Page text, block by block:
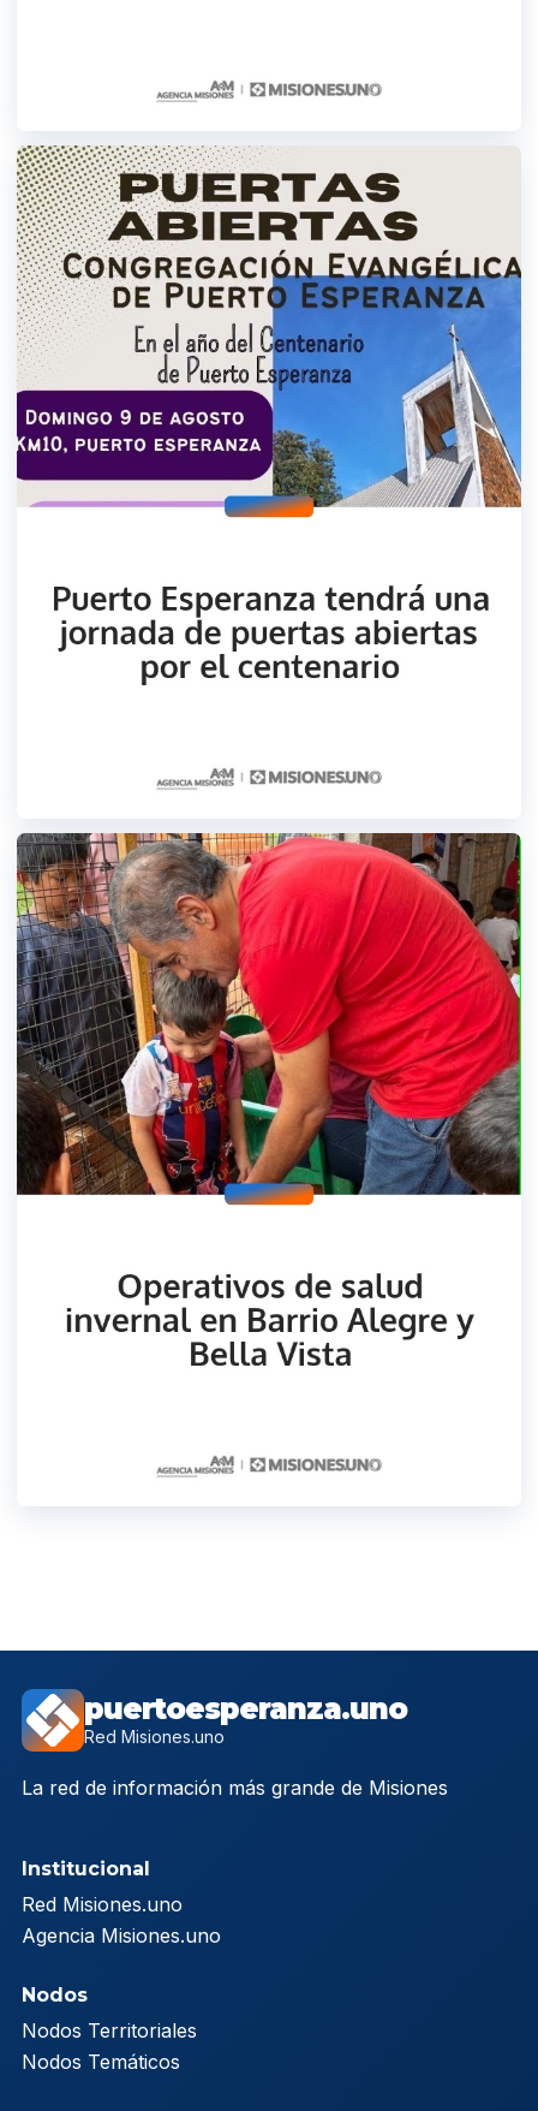
puertoesperanza.uno
Red Misiones.uno
La red de información más grande de Misiones
Institucional
Red Misiones.uno
Agencia Misiones.uno
Nodos
Nodos Territoriales
Nodos Temáticos